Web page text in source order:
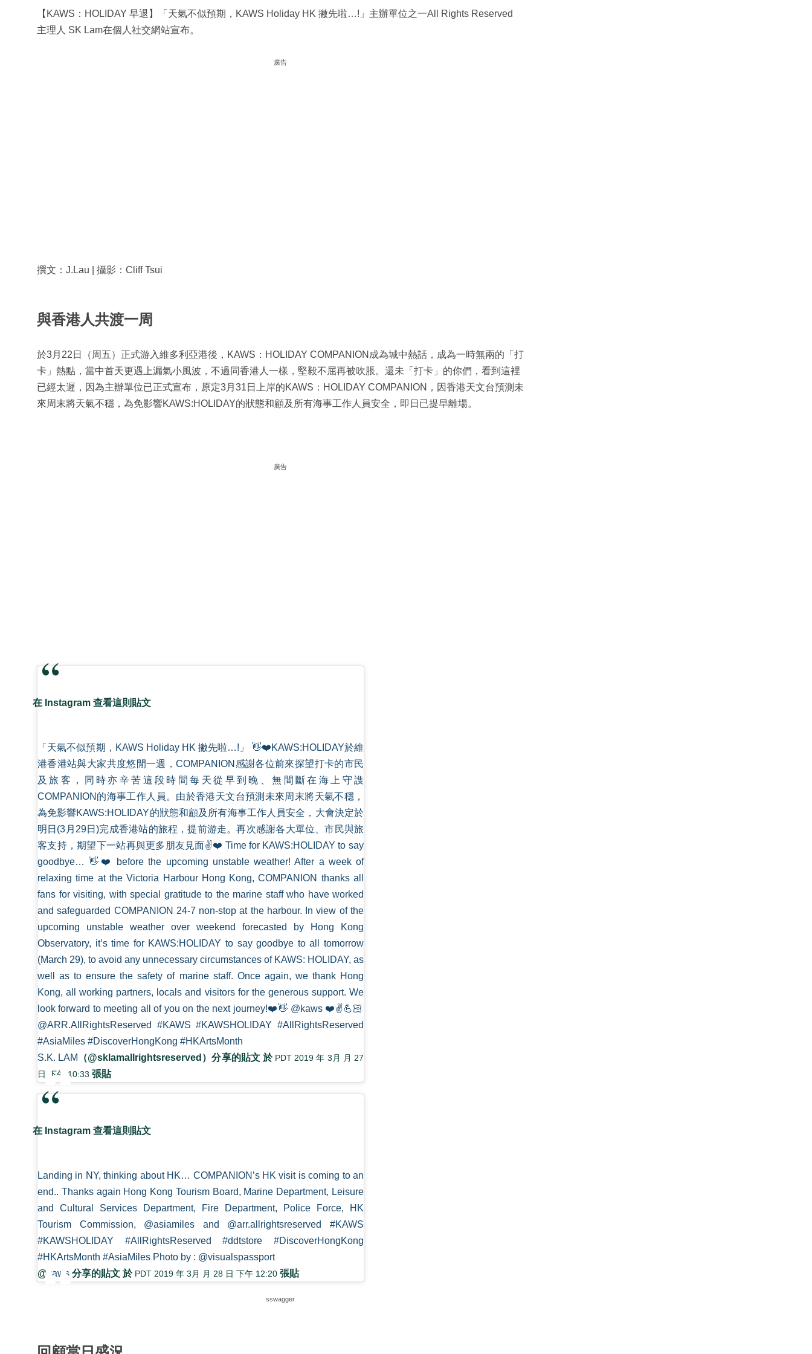
【KAWS：HOLIDAY 早退】「天氣不似預期，KAWS Holiday HK 撇先啦…!」主辦單位之一All Rights Reserved
主理人 SK Lam在個人社交網站宣布。
廣告
撰文：J.Lau | 攝影：Cliff Tsui
與香港人共渡一周
於3月22日（周五）正式游入維多利亞港後，KAWS：HOLIDAY COMPANION成為城中熱話，成為一時無兩的「打
卡」熱點，當中首天更遇上漏氣小風波，不過同香港人一樣，堅毅不屈再被吹脹。還未「打卡」的你們，看到這裡
已經太遲，因為主辦單位已正式宣布，原定3月31日上岸的KAWS：HOLIDAY COMPANION，因香港天文台預測未
來周末將天氣不穩，為免影響KAWS:HOLIDAY的狀態和顧及所有海事工作人員安全，即日已提早離場。
廣告
在 Instagram 查看這則貼文
「天氣不似預期，KAWS Holiday HK 撇先啦…!」 👋❤️KAWS:HOLIDAY於維
港香港站與大家共度悠閒一週，COMPANION感謝各位前來探望打卡的市民
及旅客，同時亦辛苦這段時間每天從早到晚、無間斷在海上守謢
COMPANION的海事工作人員。由於香港天文台預測未來周末將天氣不穩，
為免影響KAWS:HOLIDAY的狀態和顧及所有海事工作人員安全，大會決定於
明日(3月29日)完成香港站的旅程，提前游走。再次感謝各大單位、市民與旅
客支持，期望下一站再與更多朋友見面✌️❤️ Time for KAWS:HOLIDAY to say
goodbye… 👋❤️ before the upcoming unstable weather! After a week of
relaxing time at the Victoria Harbour Hong Kong, COMPANION thanks all
fans for visiting, with special gratitude to the marine staff who have worked
and safeguarded COMPANION 24-7 non-stop at the harbour. In view of the
upcoming unstable weather over weekend forecasted by Hong Kong
Observatory, it’s time for KAWS:HOLIDAY to say goodbye to all tomorrow
(March 29), to avoid any unnecessary circumstances of KAWS: HOLIDAY, as
well as to ensure the safety of marine staff. Once again, we thank Hong
Kong, all working partners, locals and visitors for the generous support. We
look forward to meeting all of you on the next journey!❤️👋 @kaws ❤️✌️💪🏻
@ARR.AllRightsReserved #KAWS #KAWSHOLIDAY #AllRightsReserved
#AsiaMiles #DiscoverHongKong #HKArtsMonth
S.K. LAM
（@sklamallrightsreserved）分享的貼文 於 PDT 2019 年 3月 月 27
日 下午 10:33 張貼
在 Instagram 查看這則貼文
Landing in NY, thinking about HK… COMPANION’s HK visit is coming to an
end.. Thanks again Hong Kong Tourism Board, Marine Department, Leisure
and Cultural Services Department, Fire Department, Police Force, HK
Tourism Commission, @asiamiles and @arr.allrightsreserved #KAWS
#KAWSHOLIDAY #AllRightsReserved #ddtstore #DiscoverHongKong
#HKArtsMonth #AsiaMiles Photo by : @visualspassport
@ kaws 分享的貼文 於 PDT 2019 年 3月 月 28 日 下午 12:20 張貼
sswagger